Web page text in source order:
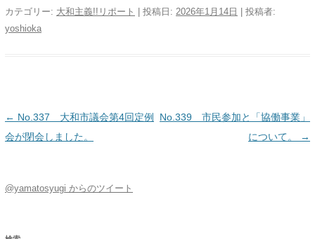
カテゴリー: 大和主義!!リポート | 投稿日: 2026年1月14日
投稿者:
yoshioka
投稿ナビゲーション
← No.337 大和市議会第4回定例
会が閉会しました。
No.339 市民参加と「協働事業」
について。
→
@yamatosyugi からのツイート